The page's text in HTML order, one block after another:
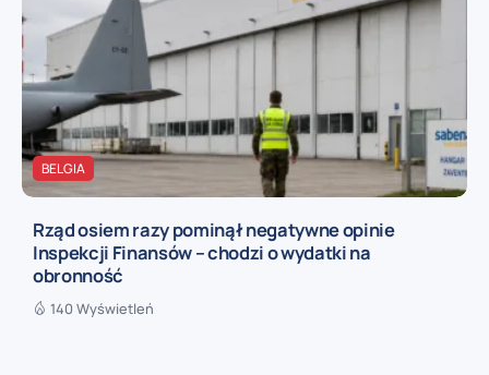
BELGIA
Rząd osiem razy pominął negatywne opinie
Inspekcji Finansów – chodzi o wydatki na
obronność
140 Wyświetleń